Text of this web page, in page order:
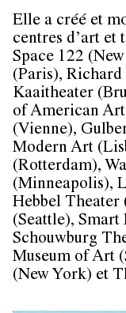
Elle a créé et
centres d’art et
Space 122
(Paris),
Kaaitheater
of American
(Vienne),
Modern Art
(Rotterdam),
(Minneapolis),
Hebbel Theater
(Seattle),
Schouwburg
Museum of Art
(New York) et